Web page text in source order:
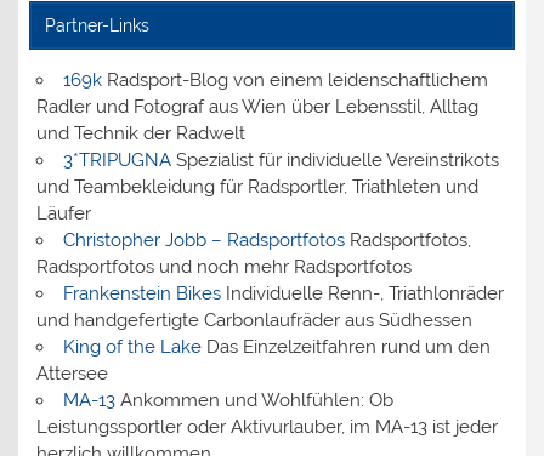
Partner-Links
169kRadsport-Blog von einem leidenschaftlichem
Radler und Fotograf aus Wien über Lebensstil, Alltag
und Technik der Radwelt
3*TRIPUGNASpezialist für individuelle Vereinstrikots
und Teambekleidung für Radsportler, Triathleten und
Läufer
Christopher Jobb – RadsportfotosRadsportfotos,
Radsportfotos und noch mehr Radsportfotos
Frankenstein BikesIndividuelle Renn-, Triathlonräder
und handgefertigte Carbonlaufräder aus Südhessen
King of the LakeDas Einzelzeitfahren rund um den
Attersee
MA-13Ankommen und Wohlfühlen: Ob
Leistungssportler oder Aktivurlauber, im MA-13 ist jeder